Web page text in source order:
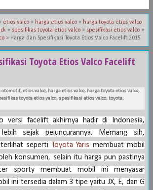
etios valco » harga etios valco » harga toyota etios valco
» spesifikas toyota etios valco » spesifikasi etios valco »
» Harga dan Spesifikasi Toyota Etios Valco Facelift 2015
Toyota Etios Valco Facelift
otomotif,etios valco, harga etios valco, harga toyota etios valco,
toyota etios valco, spesifikasi etios valco,toyota,
versi facelift akhirnya hadir di Indonesia,
sejak peluncurannya. Memang sih,
seperti Toyota Yaris membuat mobil
konsumen, selain itu harga pun pastinya
sporty membuat mobil ini menyasar
ini tersedia dalam 3 tipe yaitu JX, E, dan G